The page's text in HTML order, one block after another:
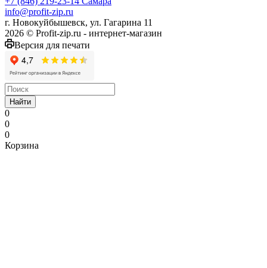
info@profit-zip.ru
г. Новокуйбышевск, ул. Гагарина 11
2026 © Profit-zip.ru - интернет-магазин
Версия для печати
Найти
0
0
0
Корзина